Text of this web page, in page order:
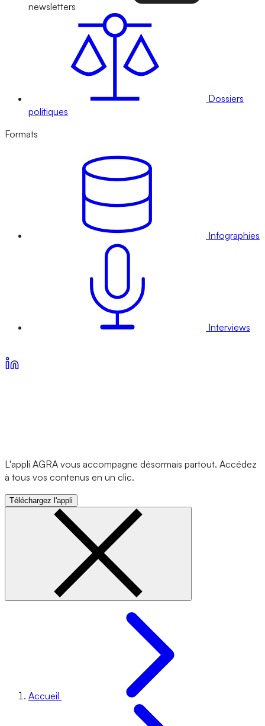
newsletters
Dossiers
politiques
Formats
Infographies
Interviews
L'appli AGRA vous accompagne désormais partout. Accédez
à tous vos contenus en un clic.
Téléchargez l'appli
Accueil